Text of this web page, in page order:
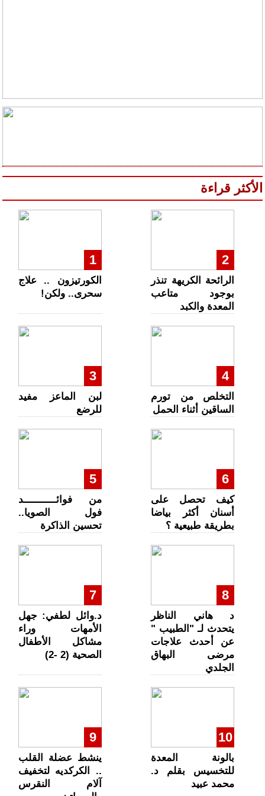
الأكثر قراءة
1
الكورتيزون .. علاج
سحرى.. ولكن!
2
الرائحة الكريهة تنذر
بوجود متاعب
المعدة والكبد
3
لبن الماعز مفيد
للرضع
4
التخلص من تورم
الساقين أثناء الحمل
5
من فوائـــــــــــد
فول الصويا..
تحسين الذاكرة
6
كيف تحصل على
أسنان أكثر بياضا
بطريقة طبيعية ؟
7
د.وائل لطفي: جهل
الأمهات وراء
مشاكل الأطفال
الصحية (2 -2)
8
د هاني الناظر
يتحدث لـ "الطبيب "
عن أحدث علاجات
مرضى البهاق
الجلدي
9
ينشط عضلة القلب
.. الكركديه لتخفيف
آلام النقرس
10
بالونة المعدة
للتخسيس بقلم د.
محمد عبيد